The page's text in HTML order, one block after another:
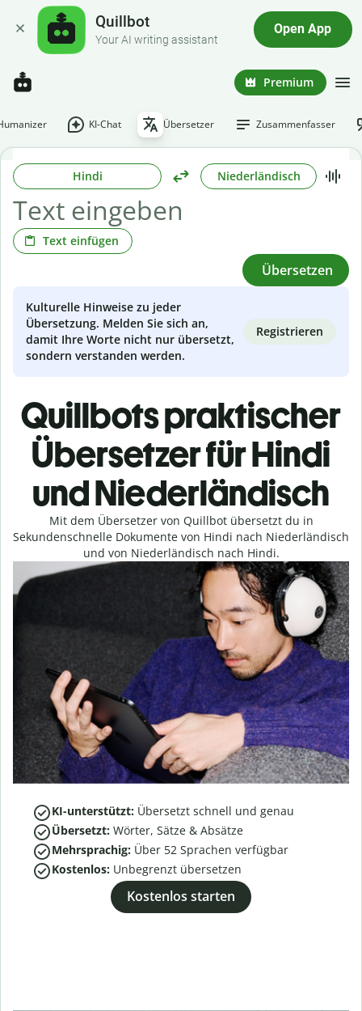
Quillbot
Your AI writing assistant
Open App
Premium
KI-Chat Übersetzer Zusammenfasser
Hindi Niederländisch
Text einfügen
Übersetzen
Kulturelle Hinweise zu jeder
Übersetzung. Melden Sie sich an,
damit Ihre Worte nicht nur übersetzt,
sondern verstanden werden.
Registrieren
Quillbots praktischer
Übersetzer für Hindi
und Niederländisch
Mit dem Übersetzer von Quillbot übersetzt du in
Sekundenschnelle Dokumente von Hindi nach Niederländisch
und von Niederländisch nach Hindi.
KI-unterstützt: Übersetzt schnell und genau
Übersetzt: Wörter, Sätze & Absätze
Mehrsprachig: Über 52 Sprachen verfügbar
Kostenlos: Unbegrenzt übersetzen
Kostenlos starten